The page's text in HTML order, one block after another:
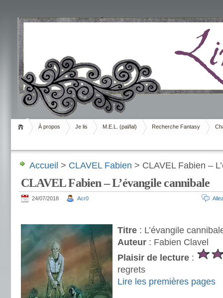
Livrement
À propos Je lis M.E.L. (pal/lal) Recherche Fantasy
Accueil > CLAVEL Fabien > CLAVEL Fabien –
CLAVEL Fabien – L’évangile cannibale
24/07/2018 Acr0
Titre : L’évangile
Auteur : Fabien Clavel
Plaisir de lecture :
regrets
Lire les premières pages